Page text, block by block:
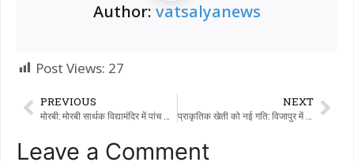
Author: vatsalyanews
Post Views: 27
PREVIOUS NEXT
Leave a Comment